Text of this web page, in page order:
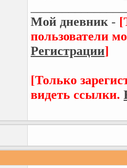
Мой дневник -
пользователи
Регистрации]
[Только
видеть ссылки.